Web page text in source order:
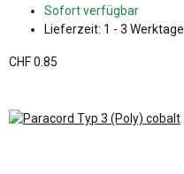
Sofort verfügbar
Lieferzeit: 1 - 3 Werktage
CHF 0.85